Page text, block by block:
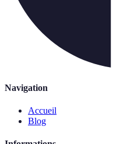
Navigation
Accueil
Blog